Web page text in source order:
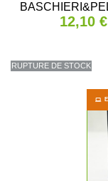
12,10 €
RUPTURE DE STOCK